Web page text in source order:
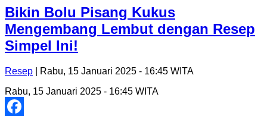
Bikin Bolu Pisang Kukus
Mengembang Lembut dengan Resep
Simpel Ini!
Resep | Rabu, 15 Januari 2025 - 16:45 WITA
Rabu, 15 Januari 2025 - 16:45 WITA